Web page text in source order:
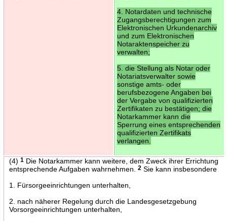
4. Notardaten und technische
Zugangsberechtigungen zum
Elektronischen Urkundenarchiv
und zum Elektronischen
Notaraktenspeicher zu
verwalten;
5. die Stellung als Notar oder
Notariatsverwalter sowie
sonstige amts- oder
berufsbezogene Angaben bei
der Vergabe von qualifizierten
Zertifikaten zu bestätigen; die
Notarkammer kann die
Sperrung eines entsprechenden
qualifizierten Zertifikats
verlangen.
(4) 1Die Notarkammer kann weitere, dem Zweck ihrer Errichtung
entsprechende Aufgaben wahrnehmen.
2Sie kann insbesondere
1. Fürsorgeeinrichtungen unterhalten,
2. nach näherer Regelung durch die Landesgesetzgebung
Vorsorgeeinrichtungen unterhalten,